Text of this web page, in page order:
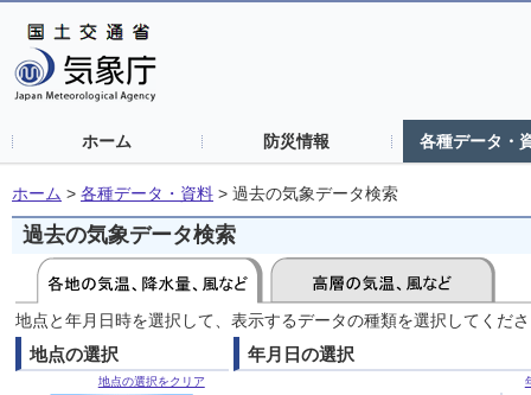
ホーム 防災情報 各種データ・
ホーム > 各種データ・資料 > 過去の気象データ検索
過去の気象データ検索
地点と年月日時を選択して、表示するデータの種類を選択してくだ
地点の選択
地点の選択をクリア
年月日の選択